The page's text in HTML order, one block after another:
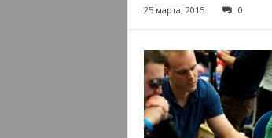
25 марта, 2015 0